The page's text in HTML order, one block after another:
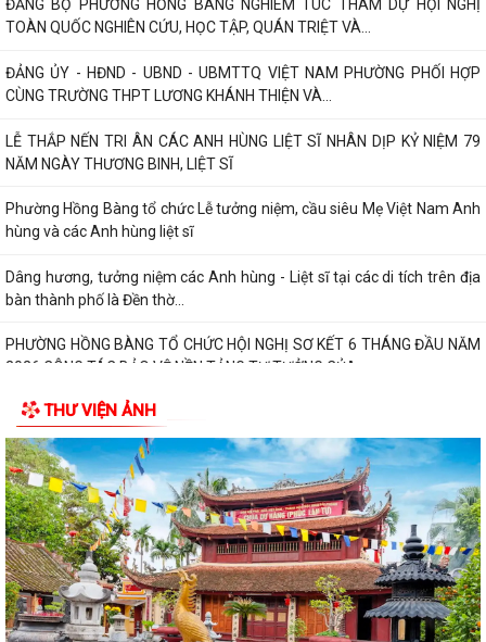
LỄ THẮP NẾN TRI ÂN CÁC ANH HÙNG LIỆT SĨ NHÂN DỊP KỶ NIỆM 79
NĂM NGÀY THƯƠNG BINH, LIỆT SĨ
Phường Hồng Bàng tổ chức Lễ tưởng niệm, cầu siêu Mẹ Việt Nam Anh
hùng và các Anh hùng liệt sĩ
Dâng hương, tưởng niệm các Anh hùng - Liệt sĩ tại các di tích trên địa
bàn thành phố là Đền thờ...
PHƯỜNG HỒNG BÀNG TỔ CHỨC HỘI NGHỊ SƠ KẾT 6 THÁNG ĐẦU NĂM
2026 CÔNG TÁC BẢO VỆ NỀN TẢNG TƯ TƯỞNG CỦA...
Hội Cựu CAND phường Hồng Bàng đi thăm, tặng quà các gia đình
thương binh, thân nhân liệt sỹ CAND
Phường Hồng Bàng phát huy vai trò, nâng cao hiệu lực, hiệu quả hoạt
TUỔI TRẺ PHƯỜNG HỒNG BÀNG TỔ CHỨC CHƯƠNG TRÌNH NÓI
CHUYỆN TRUYỀN THỐNG NHÂN KỶ NIỆM 79 NĂM NGÀY...
Đồng chí Nguyễn Văn Tuấn, Bí thư Đảng ủy phường Hồng Bàng được
Chủ tịch UBND thành phố tặng Bằng...
Đoàn lãnh đạo Đảng uỷ - HĐND - UBND - UBMTQ Việt Nam phường
Hồng Bàng thăm và tặng quà các gia đình...
PHƯỜNG HỒNG BÀNG PHỐI HỢP VỚI CÁC ĐƠN VỊ, DOANH NGHIỆP VÀ
THƯ VIỆN ẢNH